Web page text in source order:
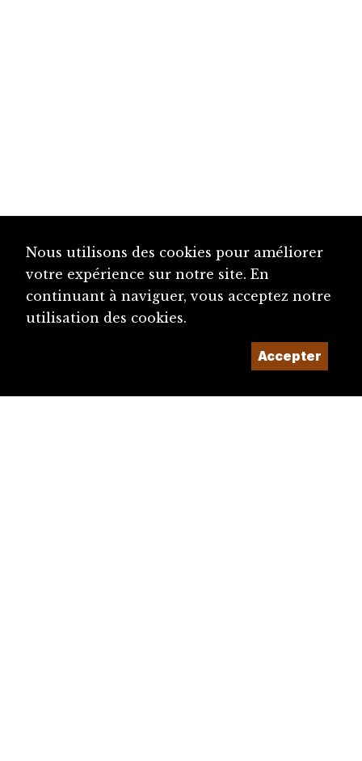
Nous utilisons des cookies pour améliorer
votre expérience sur notre site. En
continuant à naviguer, vous acceptez notre
utilisation des cookies.
Accepter